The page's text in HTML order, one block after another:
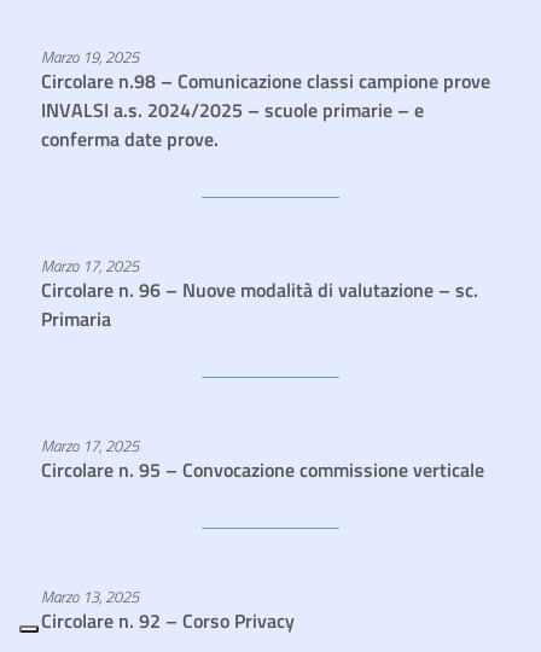
Marzo 19, 2025
Circolare n.98 – Comunicazione classi campione prove
INVALSI a.s. 2024/2025 – scuole primarie – e
conferma date prove.
Marzo 17, 2025
Circolare n. 96 – Nuove modalità di valutazione – sc.
Primaria
Marzo 17, 2025
Circolare n. 95 – Convocazione commissione verticale
Marzo 13, 2025
Circolare n. 92 – Corso Privacy